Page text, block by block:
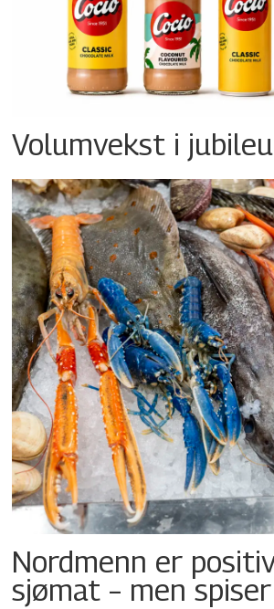
Volumvekst i
Nordmenn er
sjømat – men